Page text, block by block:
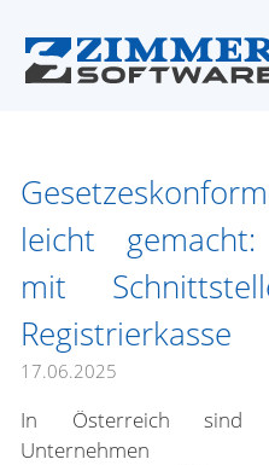
leicht gemacht:
mit
Registrierkasse
17.06.2025
In Österreich sind
Unternehmen